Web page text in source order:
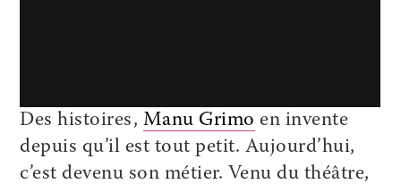
Des histoires, Manu Grimo en invente
depuis qu’il est tout petit. Aujourd’hui,
c’est devenu son métier. Venu du théâtre,